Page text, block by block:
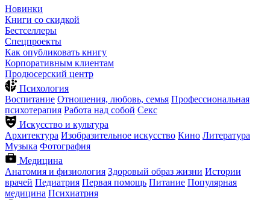
Новинки
Книги со скидкой
Бестселлеры
Спецпроекты
Как опубликовать книгу
Корпоративным клиентам
Продюсерский центр
Психология
Воспитание Отношения, любовь, семья Профессиональная
психотерапия Работа над собой Секс
Искусство и культура
Архитектура Изобразительное искусство Кино Литература
Музыка Фотография
Медицина
Анатомия и физиология Здоровый образ жизни Истории
врачей Педиатрия Первая помощь Питание Популярная
медицина Психиатрия